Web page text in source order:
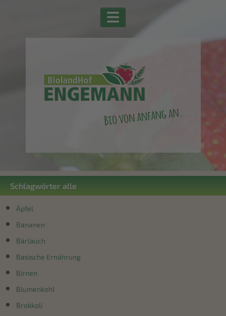
Schlagwörter alle
Äpfel
Bananen
Bärlauch
Basische Ernährung
Birnen
Blumenkohl
Brokkoli